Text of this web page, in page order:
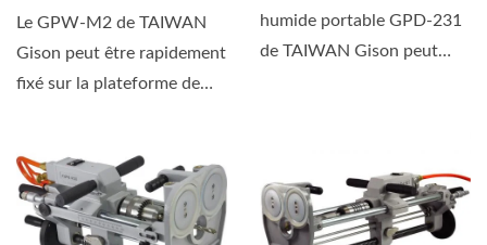
Le GPW-M2 de TAIWAN
Gison peut être rapidement
fixé sur la plateforme de
humide portable GPD-231
de TAIWAN Gison peut